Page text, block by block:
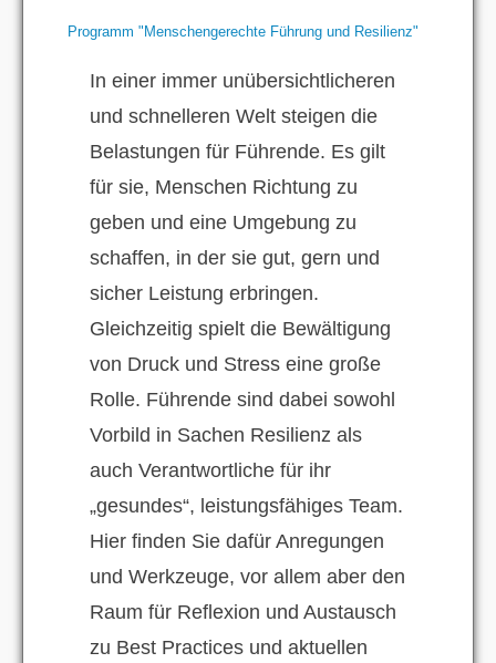
Programm "Menschengerechte Führung und Resilienz"
In einer immer unübersichtlicheren
und schnelleren Welt steigen die
Belastungen für Führende. Es gilt
für sie, Menschen Richtung zu
geben und eine Umgebung zu
schaffen, in der sie gut, gern und
sicher Leistung erbringen.
Gleichzeitig spielt die Bewältigung
von Druck und Stress eine große
Rolle. Führende sind dabei sowohl
Vorbild in Sachen Resilienz als
auch Verantwortliche für ihr
„gesundes“, leistungsfähiges Team.
Hier finden Sie dafür Anregungen
und Werkzeuge, vor allem aber den
Raum für Reflexion und Austausch
zu Best Practices und aktuellen